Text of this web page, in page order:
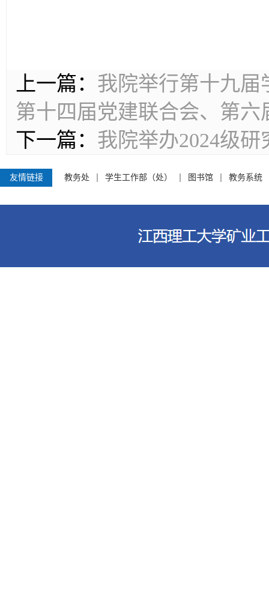
上一篇： 我院举行第十九届
第十四届党建联合会、第
下一篇： 我院举办2024级
友情链接 教务处 学生工作部（处） 图书馆 教务系统